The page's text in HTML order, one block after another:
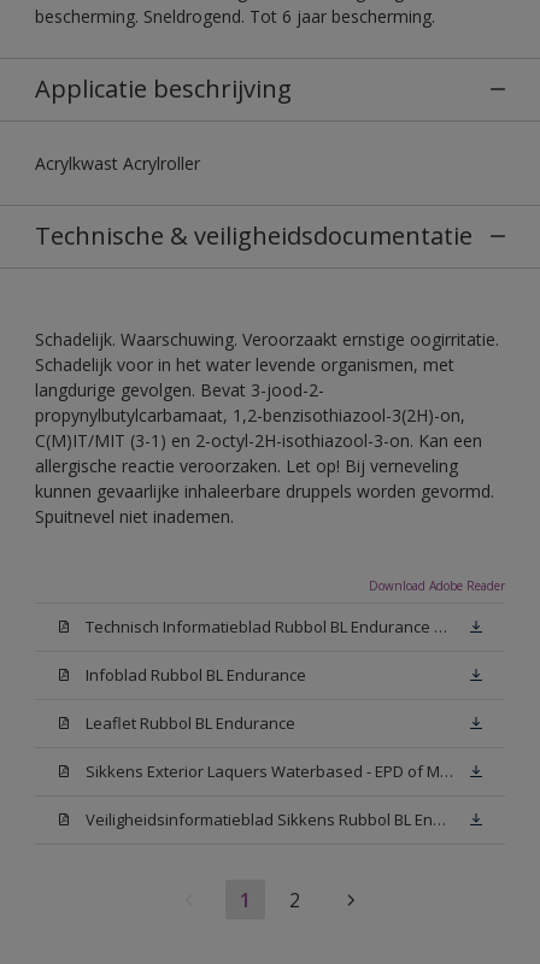
bescherming. Sneldrogend. Tot 6 jaar bescherming.
Applicatie beschrijving
Acrylkwast Acrylroller
Technische & veiligheidsdocumentatie
Schadelijk. Waarschuwing. Veroorzaakt ernstige oogirritatie.
Schadelijk voor in het water levende organismen, met
langdurige gevolgen. Bevat 3-jood-2-
propynylbutylcarbamaat, 1,2-benzisothiazool-3(2H)-on,
C(M)IT/MIT (3-1) en 2-octyl-2H-isothiazool-3-on. Kan een
allergische reactie veroorzaken. Let op! Bij verneveling
kunnen gevaarlijke inhaleerbare druppels worden gevormd.
Spuitnevel niet inademen.
Download Adobe Reader
Technisch Informatieblad Rubbol BL Endurance HG (PDF)
Infoblad Rubbol BL Endurance
Leaflet Rubbol BL Endurance
Sikkens Exterior Laquers Waterbased - EPD of Milieuproductverklaring
Veiligheidsinformatieblad Sikkens Rubbol BL Endurance High Gloss N00 (MSDS)
1 2